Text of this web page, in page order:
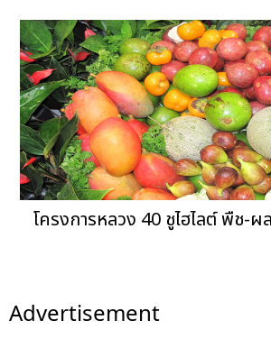
โครงการหลวง 40 ชูไฮไลต์ พืช-ผ
Advertisement